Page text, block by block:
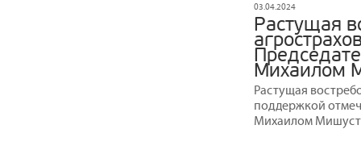
03.04.2024
Растущая
Михаилом
Растущая
поддержкой
Михаилом